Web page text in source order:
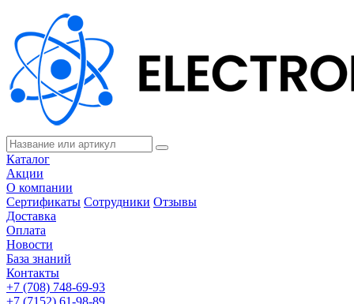
Каталог
Акции
О компании
Сертификаты Сотрудники Отзывы
Доставка
Оплата
Новости
База знаний
Контакты
+7 (708) 748-69-93
+7 (7152) 61-98-89